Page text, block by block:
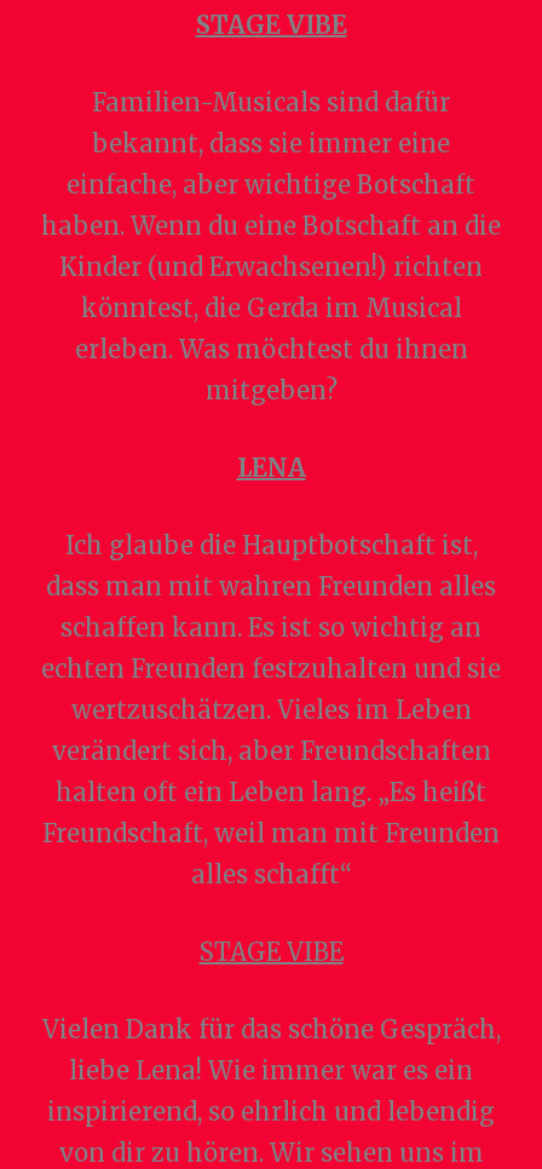
STAGE VIBE
Familien-Musicals sind dafür
bekannt, dass sie immer eine
einfache, aber wichtige Botschaft
haben. Wenn du eine Botschaft an die
Kinder (und Erwachsenen!) richten
könntest, die Gerda im Musical
erleben. Was möchtest du ihnen
mitgeben?
LENA
Ich glaube die Hauptbotschaft ist,
dass man mit wahren Freunden alles
schaffen kann. Es ist so wichtig an
echten Freunden festzuhalten und sie
wertzuschätzen. Vieles im Leben
verändert sich, aber Freundschaften
halten oft ein Leben lang. „Es heißt
Freundschaft, weil man mit Freunden
alles schafft“
STAGE VIBE
Vielen Dank für das schöne Gespräch,
liebe Lena! Wie immer war es ein
inspirierend, so ehrlich und lebendig
von dir zu hören. Wir sehen uns im